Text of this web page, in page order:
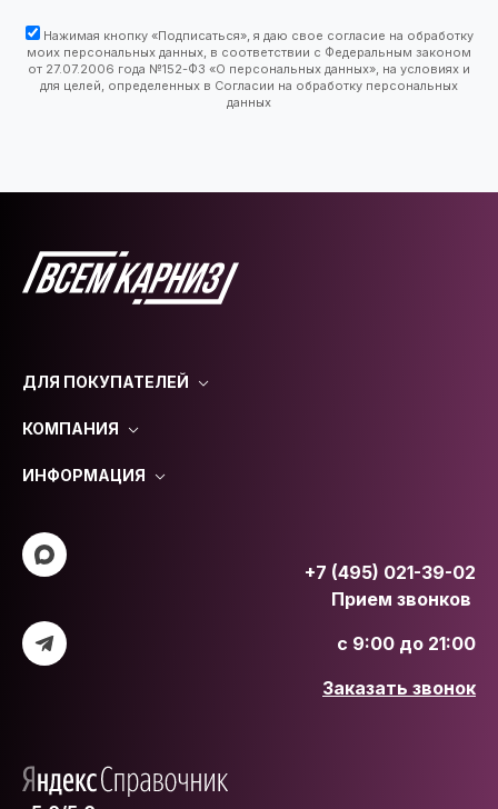
Нажимая кнопку «Подписаться», я даю свое согласие на обработку
моих персональных данных, в соответствии с Федеральным законом
от 27.07.2006 года №152-ФЗ «О персональных данных», на условиях и
для целей, определенных в Согласии на обработку персональных
данных
ДЛЯ ПОКУПАТЕЛЕЙ
КОМПАНИЯ
ИНФОРМАЦИЯ
+7 (495) 021-39-02
Прием звонков
с 9:00 до 21:00
Заказать звонок